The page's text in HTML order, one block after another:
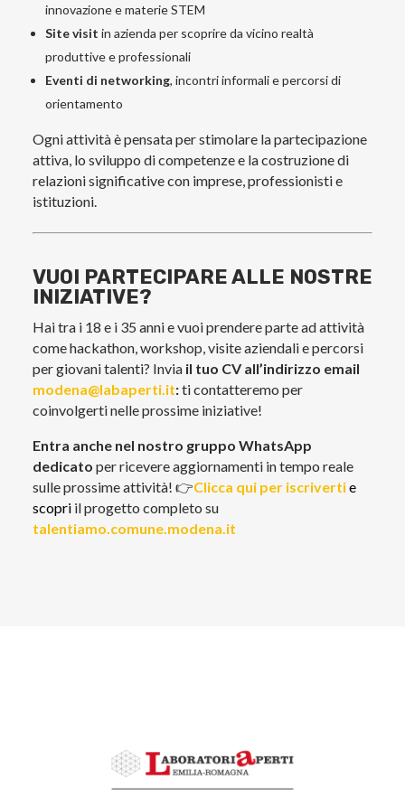
innovazione e materie STEM
Site visit in azienda per scoprire da vicino realtà
produttive e professionali
Eventi di networking, incontri informali e percorsi di
orientamento
Ogni attività è pensata per stimolare la partecipazione
attiva, lo sviluppo di competenze e la costruzione di
relazioni significative con imprese, professionisti e
istituzioni.
VUOI PARTECIPARE ALLE NOSTRE
INIZIATIVE?
Hai tra i 18 e i 35 anni e vuoi prendere parte ad attività
come hackathon, workshop, visite aziendali e percorsi
per giovani talenti? Inviail tuo CV all’indirizzo email
modena@labaperti.it:ti contatteremo per
coinvolgerti nelle prossime iniziative!
Entra anche nel nostro gruppo WhatsApp
dedicato per ricevere aggiornamenti in tempo reale
sulle prossime attività! 👉Clicca qui per iscrivertie
scopriil progetto completo su
talentiamo.comune.modena.it